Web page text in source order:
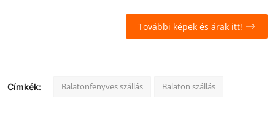
További képek és árak itt!
Címkék: Balatonfenyves szállás Balaton szállás